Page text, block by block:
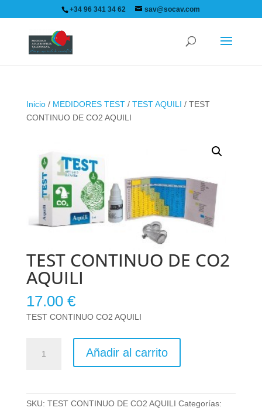
+34 96 341 34 62 sav@socav.com
Inicio/ MEDIDORES TEST/ TEST AQUILI / TEST
CONTINUO DE CO2 AQUILI
TEST CONTINUO DE CO2
AQUILI
17.00 €
TEST CONTINUO CO2 AQUILI
CONTINUO
Añadir al carrito
SKU: TEST CONTINUO DE CO2 AQUILI Categorías: